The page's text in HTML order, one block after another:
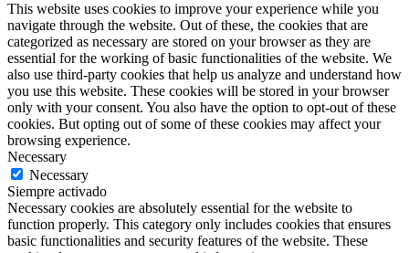
This website uses cookies to improve your experience while you
navigate through the website. Out of these, the cookies that are
categorized as necessary are stored on your browser as they are
essential for the working of basic functionalities of the website. We
also use third-party cookies that help us analyze and understand how
you use this website. These cookies will be stored in your browser
only with your consent. You also have the option to opt-out of these
cookies. But opting out of some of these cookies may affect your
browsing experience.
Necessary
Necessary
Siempre activado
Necessary cookies are absolutely essential for the website to
function properly. This category only includes cookies that ensures
basic functionalities and security features of the website. These